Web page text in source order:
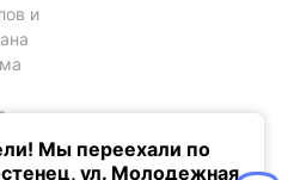
и
Мы переехали по
ул. Молодежная,